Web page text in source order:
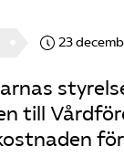
23
till